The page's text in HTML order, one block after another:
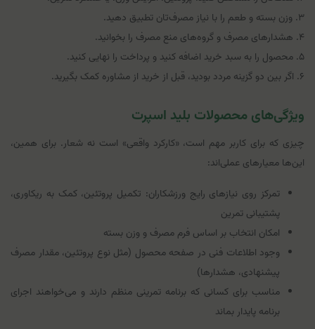
۳. وزن بسته و طعم را با نیاز مصرف‌تان تطبیق دهید.
۴. هشدارهای مصرف و گروه‌های منع مصرف را بخوانید.
۵. محصول را به سبد خرید اضافه کنید و پرداخت را نهایی کنید.
۶. اگر بین دو گزینه مردد بودید، قبل از خرید از مشاوره کمک بگیرید.
ویژگی‌های محصولات بلید اسپرت
چیزی که برای کاربر مهم است، «کارکرد واقعی» است نه شعار. برای همین،
این‌ها معیارهای عملی‌اند:
تمرکز روی نیازهای رایج ورزشکاران: تکمیل پروتئین، کمک به ریکاوری،
پشتیبانی تمرین
امکان انتخاب بر اساس فرم مصرف و وزن بسته
وجود اطلاعات فنی در صفحه محصول (مثل نوع پروتئین، مقدار مصرف
پیشنهادی، هشدارها)
مناسب برای کسانی که برنامه تمرینی منظم دارند و می‌خواهند اجرای
برنامه پایدار بماند